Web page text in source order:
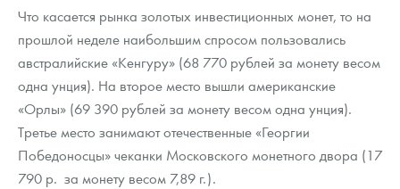
Что касается рынка золотых инвестиционных монет, то на
прошлой неделе наибольшим спросом пользовались
австралийские «Кенгуру» (68 770 рублей за монету весом
одна унция). На второе место вышли американские
«Орлы» (69 390 рублей за монету весом одна унция).
Третье место занимают отечественные «Георгии
Победоносцы» чеканки Московского монетного двора (17
790 р. за монету весом 7,89 г.).